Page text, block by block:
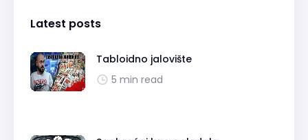
Latest posts
Tabloidno jalovište
5 min read